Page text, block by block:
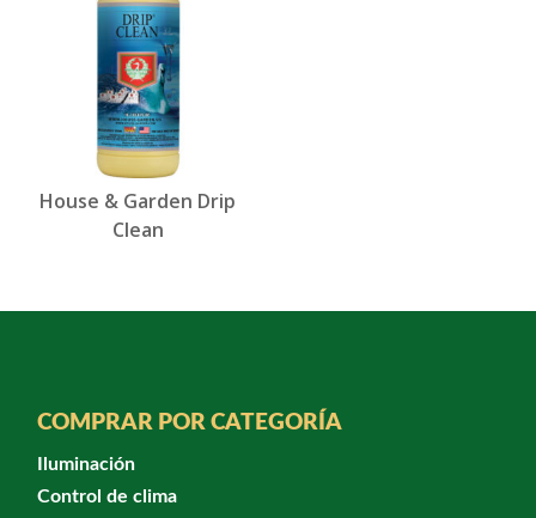
House & Garden Drip
Clean
COMPRAR POR CATEGORÍA
Iluminación
Control de clima